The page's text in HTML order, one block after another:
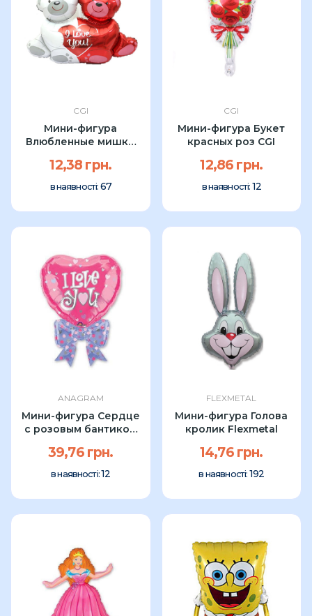
CGI
Мини-фигура
Влюбленные мишки
12,38 грн.
в наявності: 67
CGI
Мини-фигура Букет
красных роз CGI
12,86 грн.
в наявності: 12
ANAGRAM
Мини-фигура Сердце
с розовым бантиком
39,76 грн.
в наявності:12
FLEXMETAL
Мини-фигура Голова
кролик Flexmetal
14,76 грн.
в наявності: 192